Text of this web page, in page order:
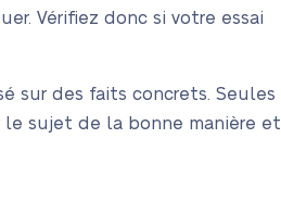
Vérifiez donc si votre essai
sur des faits concrets. Seules
le sujet de la bonne manière et